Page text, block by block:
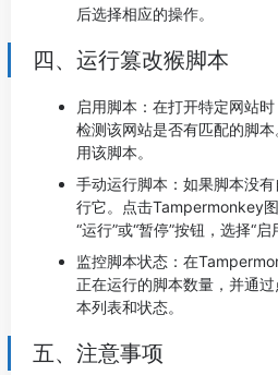
后选择相应的操作。
四、运行篡改猴脚本
启用脚本：在打开特定网站
检测该网站是否有匹配的脚
用该脚本。
手动运行脚本：如果脚本没
行它。点击Tampermonkey
“运行”或“暂停”按钮，选择“启
监控脚本状态：在
正在运行的脚本数量，并通
本列表和状态。
五、注意事项